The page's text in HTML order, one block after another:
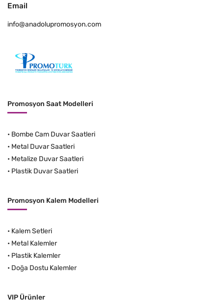
Email
info@anadolupromosyon.com
Promosyon Saat Modelleri
• Bombe Cam Duvar Saatleri
• Metal Duvar Saatleri
• Metalize Duvar Saatleri
• Plastik Duvar Saatleri
Promosyon Kalem Modelleri
• Kalem Setleri
• Metal Kalemler
• Plastik Kalemler
• Doğa Dostu Kalemler
VIP Ürünler